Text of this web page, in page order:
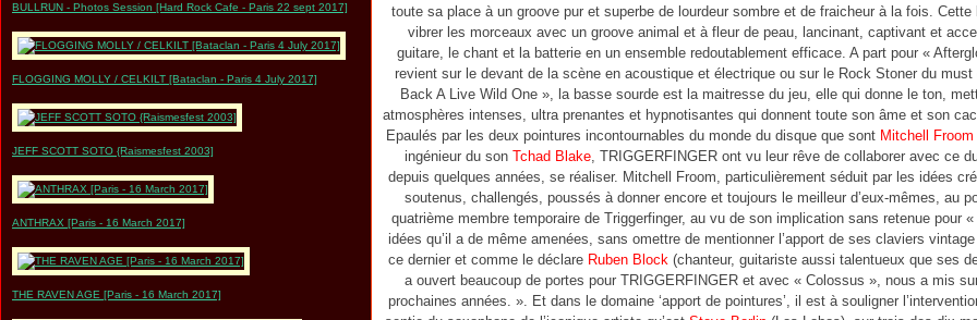
BULLRUN - Photos Session [Hard Rock Cafe - Paris 22 sept 2017]
FLOGGING MOLLY / CELKILT [Bataclan - Paris 4 July 2017]
JEFF SCOTT SOTO {Raismesfest 2003]
ANTHRAX [Paris - 16 March 2017]
THE RAVEN AGE [Paris - 16 March 2017]
toute sa place à un groove pur et superbe de lourdeur sombre et de fraicheur à la fois.
vibrer les morceaux avec un groove animal et à fleur de peau, lancinant, captivant et
guitare, le chant et la batterie en un ensemble redoutablement efficace. A part pour «
revient sur le devant de la scène en acoustique et électrique ou sur le Rock Stoner du must
Back A Live Wild One », la basse sourde est la maitresse du jeu, elle qui donne le ton,
atmosphères intenses, ultra prenantes et hypnotisantes qui donnent toute son âme et son
Epaulés par les deux pointures incontournables du monde du disque que sont Mitchell Froom
ingénieur du son Tchad Blake, TRIGGERFINGER ont vu leur rêve de collaborer avec ce
depuis quelques années, se réaliser. Mitchell Froom, particulièrement séduit par les idées
soutenus, challengés, poussés à donner encore et toujours le meilleur d’eux-mêmes, au
quatrième membre temporaire de Triggerfinger, au vu de son implication sans retenue pour
idées qu’il a de même amenées, sans omettre de mentionner l’apport de ses claviers
ce dernier et comme le déclare Ruben Block(chanteur, guitariste aussi talentueux que ses
a ouvert beaucoup de portes pour TRIGGERFINGER et avec « Colossus », nous a mis
prochaines années. ». Et dans le domaine ‘apport de pointures’, il est à souligner